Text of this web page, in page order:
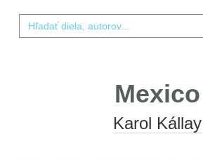
Mexico
Karol Kállay